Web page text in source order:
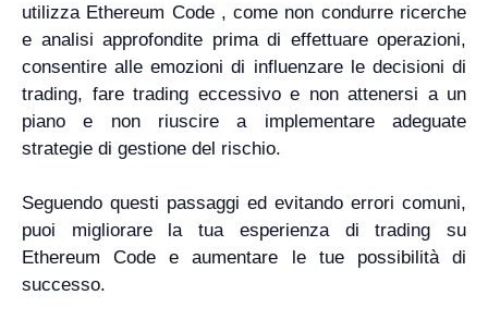
utilizza Ethereum Code , come non condurre ricerche
e analisi approfondite prima di effettuare operazioni,
consentire alle emozioni di influenzare le decisioni di
trading, fare trading eccessivo e non attenersi a un
piano e non riuscire a implementare adeguate
strategie di gestione del rischio.
Seguendo questi passaggi ed evitando errori comuni,
puoi migliorare la tua esperienza di trading su
Ethereum Code e aumentare le tue possibilità di
successo.